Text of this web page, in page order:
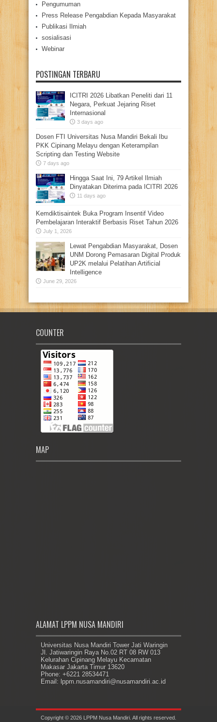
Pengumuman
Press Release Pengabdian Kepada Masyarakat
Publikasi Ilmiah
sosialisasi
Webinar
POSTINGAN TERBARU
ICITRI 2026 Libatkan Peneliti dari 11
Negara, Perkuat Jejaring Riset
Internasional
3 days ago
Dosen FTI Universitas Nusa Mandiri Bekali Ibu
PKK Cipinang Melayu dengan Keterampilan
Scripting dan Testing Website
7 days ago
Hingga Saat Ini, 79 Artikel Ilmiah
Dinyatakan Diterima pada ICITRI 2026
11 days ago
Kemdiktisaintek Buka Program Insentif Video
Pembelajaran Interaktif Berbasis Riset Tahun 2026
July 1, 2026
Lewat Pengabdian Masyarakat, Dosen
UNM Dorong Pemasaran Digital Produk
UP2K melalui Pelatihan Artificial
Intelligence
June 29, 2026
COUNTER
MAP
ALAMAT LPPM NUSA MANDIRI
Universitas Nusa Mandiri Tower Jati Waringin
Jl. Jatiwaringin Raya No.02 RT 08 RW 013
Kelurahan Cipinang Melayu Kecamatan
Makasar Jakarta Timur 13620
Phone: +6221 28534471
Email: lppm.nusamandiri@nusamandiri.ac.id
Copyright © 2026 LPPM Nusa Mandiri. All rights reserved.